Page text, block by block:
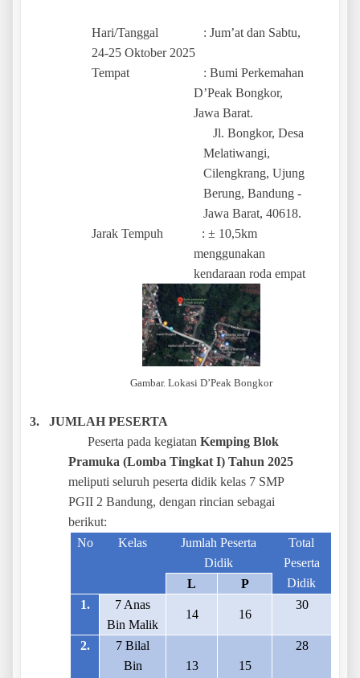
Hari/Tanggal : Jum’at dan Sabtu,
24-25 Oktober 2025
Tempat : Bumi Perkemahan
D’Peak Bongkor,
Jawa Barat.
Jl. Bongkor, Desa
Melatiwangi,
Cilengkrang, Ujung
Berung, Bandung -
Jawa Barat, 40618.
Jarak Tempuh : ± 10,5km
menggunakan
kendaraan roda empat
Gambar. Lokasi D’Peak Bongkor
3.
JUMLAH PESERTA
Peserta pada kegiatan Kemping Blok
Pramuka (Lomba Tingkat I) Tahun 2025
meliputi seluruh peserta didik kelas 7 SMP
PGII 2 Bandung, dengan rincian sebagai
berikut:
No
Kelas
Jumlah Peserta
Didik
Total
Peserta
Didik
L
P
1.
7 Anas
Bin Malik
14 16
30
2.
7 Bilal
Bin
13 15
28